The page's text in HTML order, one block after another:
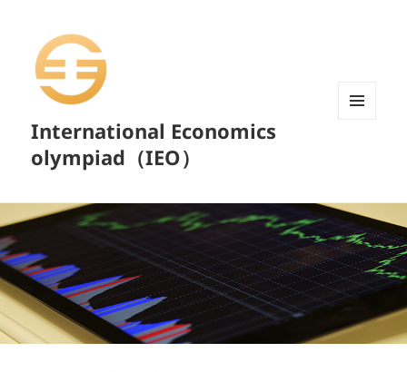
International Economics
olympiad（IEO）